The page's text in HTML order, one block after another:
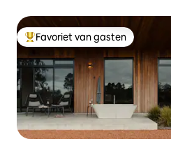
Topfavoriet van gasten
Favoriet van gasten